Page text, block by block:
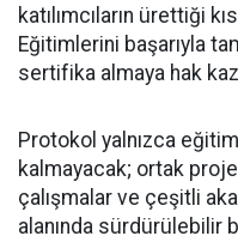
katılımcıların ürettiği
Eğitimlerini başarıyla
sertifika almaya hak
Protokol yalnızca eğitim
kalmayacak; ortak
çalışmalar ve çeşitli
alanında sürdürülebilir